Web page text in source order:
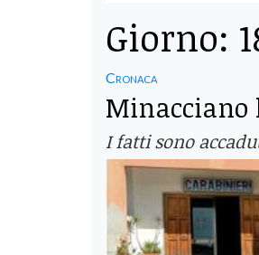
Giorno:
Cronaca
Minacciano
I fatti sono